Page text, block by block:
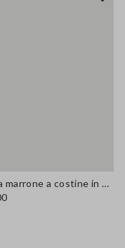
Maglia marrone a costine in misto lyocell e seta fitted